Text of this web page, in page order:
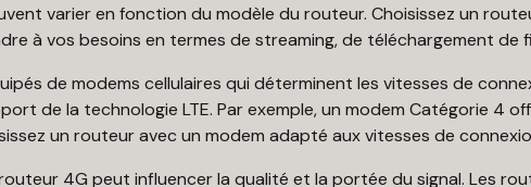
varier en fonction du modèle du routeur. Choisissez un
à vos besoins en termes de streaming, de téléchargement de
de modems cellulaires qui déterminent les vitesses de
de la technologie LTE. Par exemple, un modem Catégorie 4
un routeur avec un modem adapté aux vitesses de
4G peut influencer la qualité et la portée du signal. Les